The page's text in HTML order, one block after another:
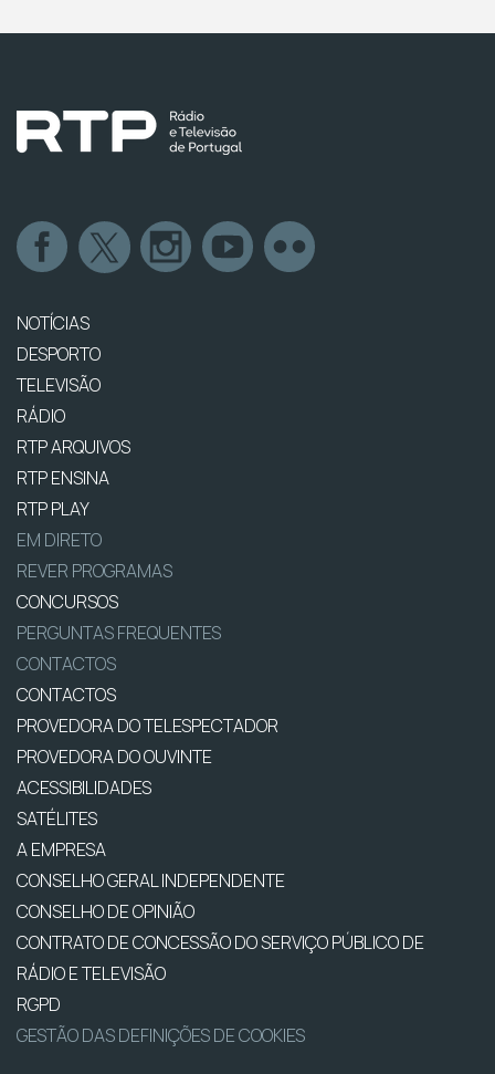
NOTÍCIAS
DESPORTO
TELEVISÃO
RÁDIO
RTP ARQUIVOS
RTP ENSINA
RTP PLAY
EM DIRETO
REVER PROGRAMAS
CONCURSOS
PERGUNTAS FREQUENTES
CONTACTOS
CONTACTOS
PROVEDORA DO TELESPECTADOR
PROVEDORA DO OUVINTE
ACESSIBILIDADES
SATÉLITES
A EMPRESA
CONSELHO GERAL INDEPENDENTE
CONSELHO DE OPINIÃO
CONTRATO DE CONCESSÃO DO SERVIÇO PÚBLICO DE
RÁDIO E TELEVISÃO
RGPD
GESTÃO DAS DEFINIÇÕES DE COOKIES